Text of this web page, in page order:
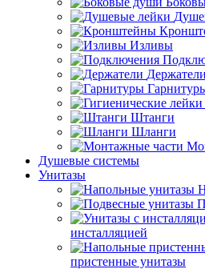
Изливы
Держатели
Штанги
Шланги
Душевые системы
Унитазы
инсталляцией
пристенные унитазы